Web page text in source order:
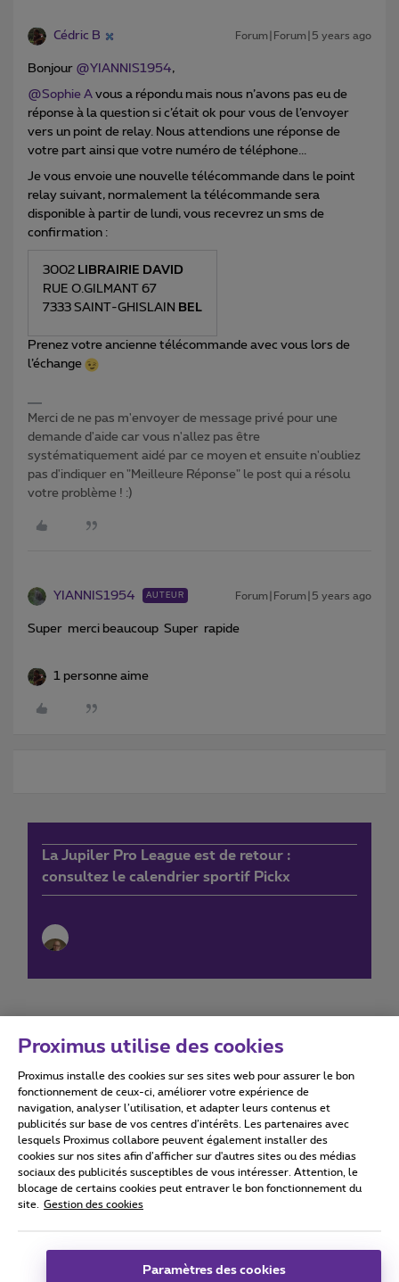
Cédric B Forum|Forum|5 years ago
Bonjour @YIANNIS1954,
@Sophie A vous a répondu mais nous n’avons pas eu de
réponse à la question si c’était ok pour vous de l’envoyer
vers un point de relay. Nous attendions une réponse de
votre part ainsi que votre numéro de téléphone...
Je vous envoie une nouvelle télécommande dans le point
relay suivant, normalement la télécommande sera
disponible à partir de lundi, vous recevrez un sms de
confirmation :
3002 LIBRAIRIE DAVID
RUE O.GILMANT 67
7333 SAINT-GHISLAIN BEL
Prenez votre ancienne télécommande avec vous lors de
l’échange
Merci de ne pas m'envoyer de message privé pour une
demande d'aide car vous n'allez pas être
systématiquement aidé par ce moyen et ensuite n'oubliez
pas d'indiquer en "Meilleure Réponse" le post qui a résolu
votre problème ! :)
YIANNIS1954 AUTEUR Forum|Forum|5 years ago
Super merci beaucoup Super rapide
1 personne aime
La Jupiler Pro League est de retour :
consultez le calendrier sportif Pickx
Conditions d'utilisation Accessibility statement
Tous droits réservés. © 2026 Proximus
Conditions générales, info consommateur
Coordonnées de l’entreprise
Proximus utilise des cookies
Proximus installe des cookies sur ses sites web pour assurer le bon
fonctionnement de ceux-ci, améliorer votre expérience de
navigation, analyser l’utilisation, et adapter leurs contenus et
publicités sur base de vos centres d’intérêts. Les partenaires avec
lesquels Proximus collabore peuvent également installer des
cookies sur nos sites afin d’afficher sur d'autres sites ou des médias
sociaux des publicités susceptibles de vous intéresser. Attention, le
blocage de certains cookies peut entraver le bon fonctionnement du
site.
Gestion des cookies
Paramètres des cookies